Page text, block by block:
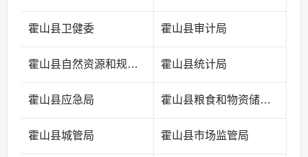
霍山县卫健委 霍山县审计局
霍山县自然资源和规划局 霍山县统计局
霍山县应急局 霍山县粮食和物资储备中心
霍山县城管局 霍山县市场监管局